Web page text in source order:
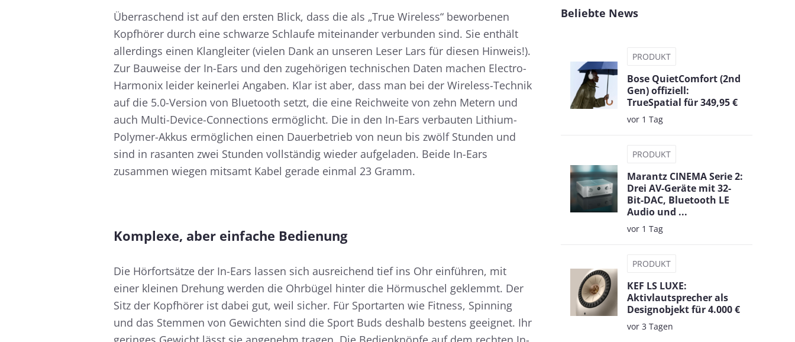
Überraschend ist auf den ersten Blick, dass die als „True Wireless“ beworbenen
Kopfhörer durch eine schwarze Schlaufe miteinander verbunden sind. Sie enthält
allerdings einen Klangleiter (vielen Dank an unseren Leser Lars für diesen Hinweis!).
Zur Bauweise der In-Ears und den zugehörigen technischen Daten machen Electro-
Harmonix leider keinerlei Angaben. Klar ist aber, dass man bei der Wireless-Technik
auf die 5.0-Version von Bluetooth setzt, die eine Reichweite von zehn Metern und
auch Multi-Device-Connections ermöglicht. Die in den In-Ears verbauten Lithium-
Polymer-Akkus ermöglichen einen Dauerbetrieb von neun bis zwölf Stunden und
sind in rasanten zwei Stunden vollständig wieder aufgeladen. Beide In-Ears
zusammen wiegen mitsamt Kabel gerade einmal 23 Gramm.
Komplexe, aber einfache Bedienung
Die Hörfortsätze der In-Ears lassen sich ausreichend tief ins Ohr einführen, mit
einer kleinen Drehung werden die Ohrbügel hinter die Hörmuschel geklemmt. Der
Sitz der Kopfhörer ist dabei gut, weil sicher. Für Sportarten wie Fitness, Spinning
und das Stemmen von Gewichten sind die Sport Buds deshalb bestens geeignet. Ihr
Beliebte News
PRODUKT
Bose QuietComfort (2nd
Gen) offiziell:
TrueSpatial für 349,95 €
vor 1 Tag
PRODUKT
Marantz CINEMA Serie 2:
Drei AV-Geräte mit 32-
Bit-DAC, Bluetooth LE
Audio und ...
vor 1 Tag
PRODUKT
KEF LS LUXE:
Aktivlautsprecher als
Designobjekt für 4.000 €
vor 3 Tagen